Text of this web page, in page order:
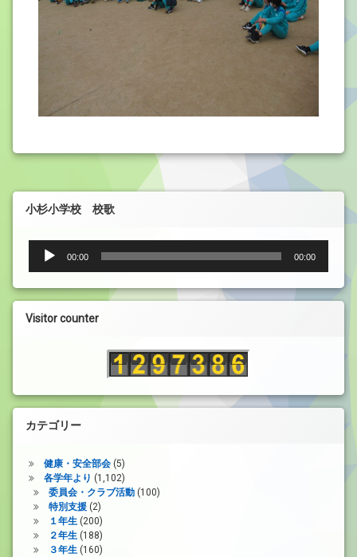
小杉小学校 校歌
プ
レ
ー
ヤ
00:00 00:00
Visitor counter
カテゴリー
健康・安全部会(5)
各学年より (1,102)
委員会・クラブ活動(100)
特別支援(2)
１年生(200)
２年生(188)
３年生(160)